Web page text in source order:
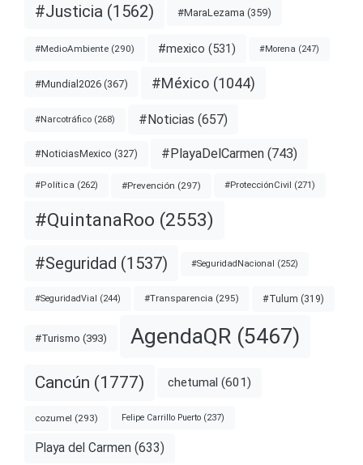
#Justicia (1562) #MaraLezama (359)
#MedioAmbiente (290) #mexico (531) #Morena (247)
#Mundial2026 (367) #México (1044)
#Narcotráfico (268) #Noticias (657)
#NoticiasMexico (327) #PlayaDelCarmen (743)
#Política (262) #Prevención (297) #ProtecciónCivil (271)
#QuintanaRoo (2553)
#Seguridad (1537) #SeguridadNacional (252)
#SeguridadVial (244) #Transparencia (295) #Tulum (319)
#Turismo (393) AgendaQR (5467)
Cancún (1777) chetumal (601)
cozumel (293) Felipe Carrillo Puerto (237)
Playa del Carmen (633)